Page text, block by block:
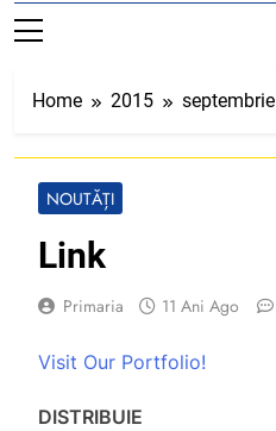
Home 2015 septembrie
NOUTĂȚI
Link
Primaria 11 Ani Ago
Visit Our Portfolio!
DISTRIBUIE